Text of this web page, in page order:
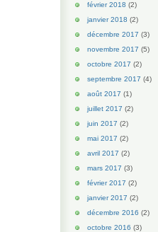
février 2018 (2)
janvier 2018 (2)
décembre 2017 (3)
novembre 2017 (5)
octobre 2017 (2)
septembre 2017 (4)
août 2017 (1)
juillet 2017 (2)
juin 2017 (2)
mai 2017 (2)
avril 2017 (2)
mars 2017 (3)
février 2017 (2)
janvier 2017 (2)
décembre 2016 (2)
octobre 2016 (3)